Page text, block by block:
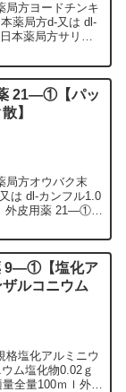
局方ヨードチンキ
薬局方d‐又は dl‐
本薬局方サリチ
薬 21―①【パッ
】
局方オウバク末
は dl‐カンフル1.0
外皮用薬 21―①
9―①【塩化ア
ルコニウム
格塩化アルミニウ
ム塩化物0.02ｇ
全量100ｍｌ外皮